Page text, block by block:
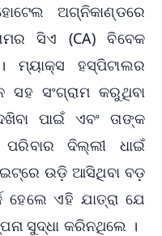
ଅଗ୍ନିକାଣ୍ଡରେ
ସିଏ (CA) ବିବେକ
ମ୍ୟାକ୍ସ ହସ୍ପିଟାଲର
ସହ ସଂଗ୍ରାମ କରୁଥିବା
ପାଇଁ ଏବଂ ତାଙ୍କ
ପରିବାର ଦିଲ୍ଲୀ ଧାଇଁ
ଉଡ଼ି ଆସିଥିବା ବଡ଼
ହେଲେ ଏହି ଯାତ୍ରା ଯେ
ସୁଦ୍ଧା କରିନଥିଲେ ।